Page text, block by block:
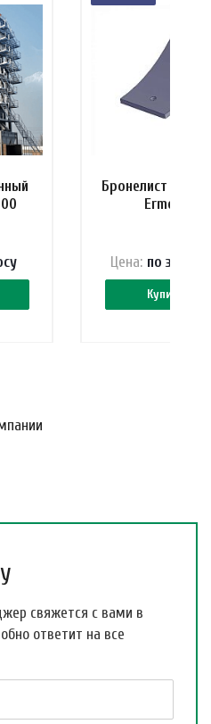
Бронелист
Ermont
Купить
Цена: по зап
свяжется с вами в
ответит на все